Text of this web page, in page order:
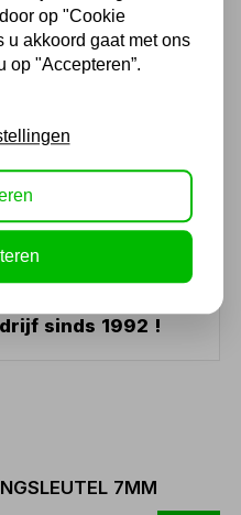
5)
9:00 tot 21:00 !
dezelfde dag
? Bel ons +31
Rijssen !
sinds 1992 !
7MM
op "Cookie
u akkoord gaat met ons
op "Accepteren”.